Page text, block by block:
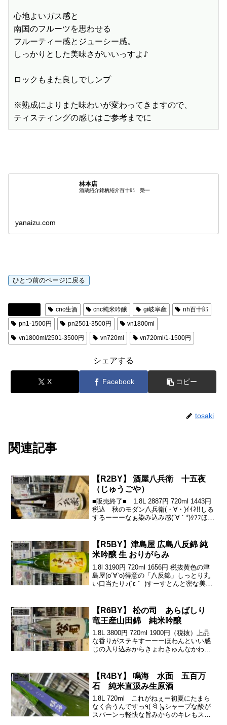
心地よいガス感と
南国のフルーツを思わせる
フルーティー感とジューシー感。
しっかりとした美味さがいいっすよ♪
ロックもまた良しでしンプ
※熟成によりまた味わいが変わってきますので、
ティスティングの感じはご参考までに
林本店
酒蔵紹介銘柄紹介百十郎 榮一
yanaizu.com
cnc生酒 cnc純米吟醸 gi岐阜産
nh百十郎
pn1-1500円
pn2501-3500円
vn1800ml
vn1800ml/2501-3500円
vn720ml vn720ml/1-1500円
シェアする
X Facebook コピー
tosaki
関連記事
日本酒
【R2BY】 酒屋八兵衛 十五夜
（じゅうごや）
■販売終了■ 1.8L 2887円 720ml 1443円
税込 秋のモダン八兵衛(・∀・)ｲｲﾈ!!しる
するーーーなぁ染み込み感(´∀｀*)ｳﾌﾌほわ
一新(｀･...
日本酒
【R5BY】津島屋 広島八反錦 純
米吟醸 生 おりがらみ
1.8l 3190円 720ml 1656円 税抜黄色の津
島屋(о´∀`о)得意の「八反錦」しっとり丸
い口当たり♪(´ε｀ )すーすとんと密な美味
感ステキ♪(´ε...
日本酒
【R6BY】 松の司 あらばしり
竜王産山田錦 純米吟醸
1.8L 3800円 720ml 1900円（税抜）上品
な香りがステキすーーーほわんといい感
じの入り込みからきょわきゅんなかわい
韻のきょわな酸とうまさが面白い٩( 'ω...
日本酒
【R4BY】 鳴海 水面 五百万
石 純米直汲み生原酒
1.8L 720ml これがねぇー初夏にたまら
なく合うんですっ٩( ᐛ )وシャープな酸が
スパーンっ軽快な旨みからのキレもスパ